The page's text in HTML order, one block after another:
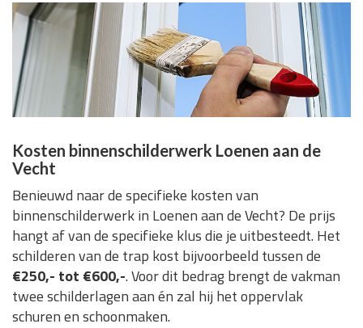
Kosten binnenschilderwerk Loenen aan de
Vecht
Benieuwd naar de specifieke kosten van
binnenschilderwerk in Loenen aan de Vecht? De prijs
hangt af van de specifieke klus die je uitbesteedt. Het
schilderen van de trap kost bijvoorbeeld tussen de
€250,- tot €600,-. Voor dit bedrag brengt de vakman
twee schilderlagen aan én zal hij het oppervlak
schuren en schoonmaken.